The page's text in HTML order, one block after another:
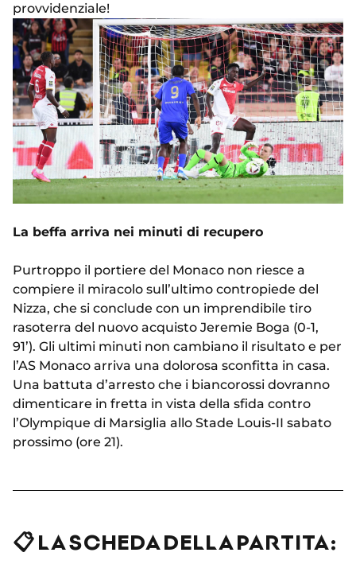
provvidenziale!
La beffa arriva nei minuti di recupero
Purtroppo il portiere del Monaco non riesce a
compiere il miracolo sull’ultimo contropiede del
Nizza, che si conclude con un imprendibile tiro
rasoterra del nuovo acquisto Jeremie Boga (0-1,
91’). Gli ultimi minuti non cambiano il risultato e per
l’AS Monaco arriva una dolorosa sconfitta in casa.
Una battuta d’arresto che i biancorossi dovranno
dimenticare in fretta in vista della sfida contro
l’Olympique di Marsiglia allo Stade Louis-II sabato
prossimo (ore 21).
📋 LA SCHEDA DELLA PARTITA: